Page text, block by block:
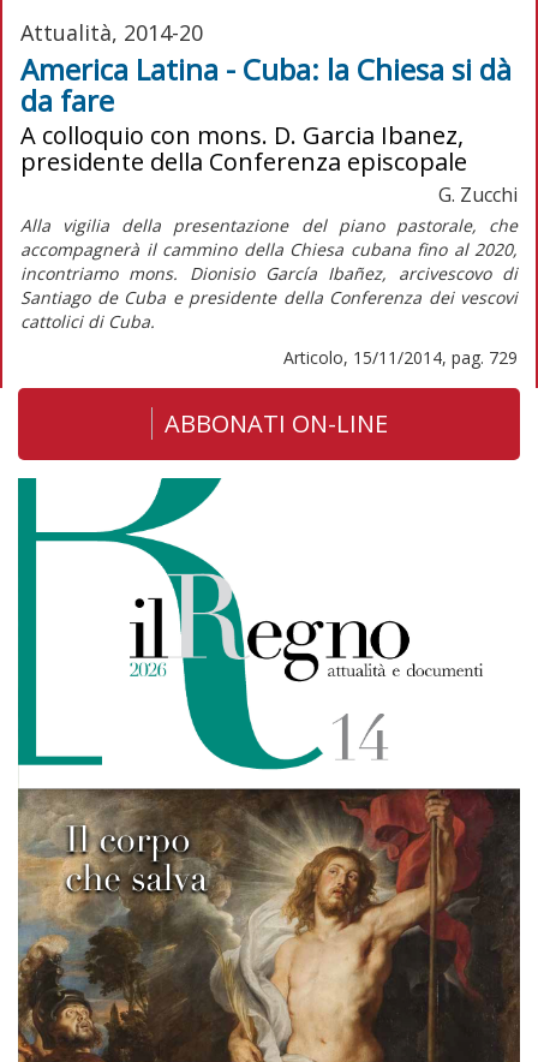
Attualità, 2014-20
America Latina - Cuba: la Chiesa si dà
da fare
A colloquio con mons. D. Garcia Ibanez,
presidente della Conferenza episcopale
G. Zucchi
Alla vigilia della presentazione del piano pastorale, che
accompagnerà il cammino della Chiesa cubana fino al 2020,
incontriamo mons. Dionisio García Ibañez, arcivescovo di
Santiago de Cuba e presidente della Conferenza dei vescovi
cattolici di Cuba.
Articolo, 15/11/2014, pag. 729
ABBONATI ON-LINE